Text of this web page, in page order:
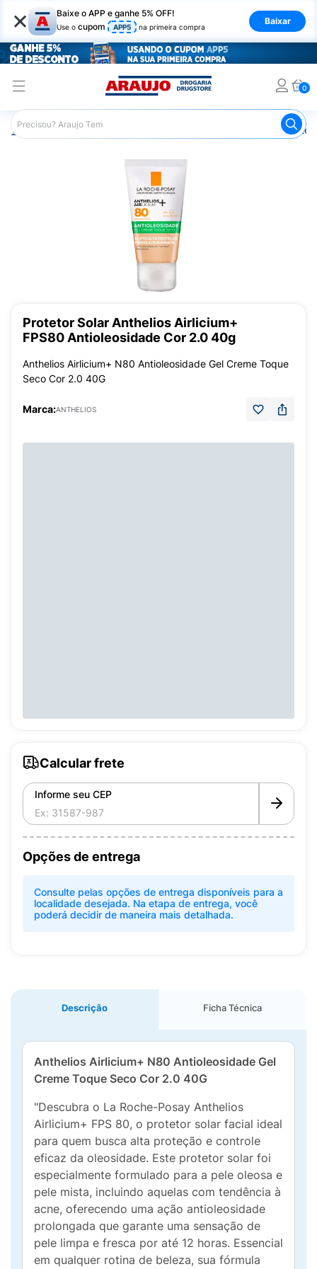
× Baixe o APP e ganhe 5% OFF!
Use o cupom APP5 na primeira compra
Baixar
0
Araujo Dermocosméticos
Protetor Solar Anthelios Airlicium+
FPS80 Antioleosidade Cor 2.0 40g
Anthelios Airlicium+ N80 Antioleosidade Gel Creme Toque
Seco Cor 2.0 40G
Marca:ANTHELIOS
Calcular frete
Informe seu CEP
Opções de entrega
Consulte pelas opções de entrega disponíveis para a
localidade desejada. Na etapa de entrega, você
poderá decidir de maneira mais detalhada.
Descrição Ficha Técnica
Anthelios Airlicium+ N80 Antioleosidade Gel
Creme Toque Seco Cor 2.0 40G
"Descubra o La Roche-Posay Anthelios
Airlicium+ FPS 80, o protetor solar facial ideal
para quem busca alta proteção e controle
eficaz da oleosidade. Este protetor solar foi
especialmente formulado para a pele oleosa e
pele mista, incluindo aquelas com tendência à
acne, oferecendo uma ação antioleosidade
prolongada que garante uma sensação de
pele limpa e fresca por até 12 horas. Essencial
em qualquer rotina de beleza, sua fórmula